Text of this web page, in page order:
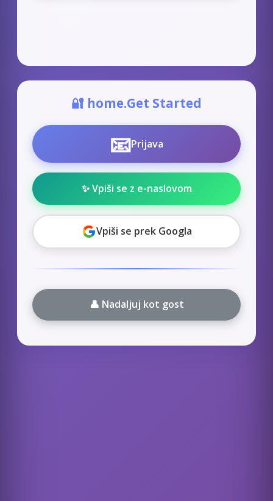
🔐 home.Get Started
📧Prijava
✨ Vpiši se z e-naslovom
Vpiši se prek Googla
👤 Nadaljuj kot gost